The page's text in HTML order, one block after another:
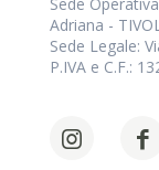
Sede
Adriana -
Sede Legale:
P.IVA e C.F.: